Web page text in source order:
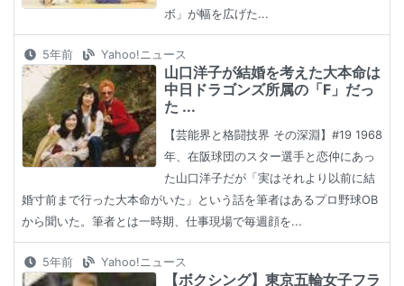
ボ」が幅を広げた...
5年前 Yahoo!ニュース
山口洋子が結婚を考えた大本命は
中日ドラゴンズ所属の「F」だっ
た ...
【芸能界と格闘技界 その深淵】#19 1968
年、在阪球団のスター選手と恋仲にあっ
た山口洋子だが「実はそれより以前に結
婚寸前まで行った大本命がいた」という話を筆者はあるプロ野球OB
から聞いた。筆者とは一時期、仕事現場で毎週顔を...
5年前 Yahoo!ニュース
【ボクシング】東京五輪女子フラ